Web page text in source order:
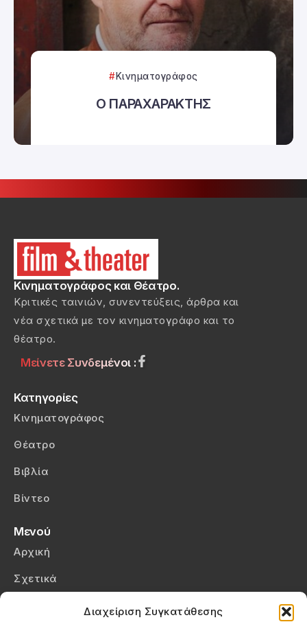
Διαχείριση Συγκατάθεσης
Κινηματογράφος
Ο ΠΑΡΑΧΑΡΑΚΤΗΣ
Κινηματογράφος και Θέατρο.
Κριτικές ταινιών, συνεντεύξεις, άρθρα και
νέα σχετικά με τον κινηματογράφο και το
θέατρο.
Μείνετε Συνδεμένοι :
Κατηγορίες
Κινηματογράφος
Θέατρο
Βιβλία
Βίντεο
Μενού
Αρχική
Σχετικά